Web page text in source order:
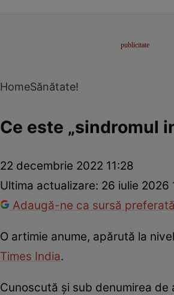
HomeSănătate!
Ce este „sindromul
22 decembrie 2022 11:28
Ultima actualizare: 26 iulie 2026
Adaugă-ne ca sursă
O artimie anume, apărută la
Times India.
Cunoscută și sub denumirea